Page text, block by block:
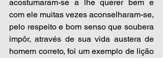
acostumaram-se a lhe querer bem e
com ele muitas vezes aconselharam-se,
pelo respeito e bom senso que soubera
impôr, através de sua vida austera de
homem correto, foi um exemplo de lição